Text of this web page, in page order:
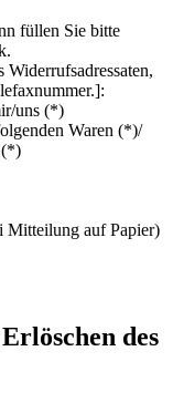
füllen Sie bitte
uns (*)
Waren (*)/
(*)
Mitteilung auf Papier)
des